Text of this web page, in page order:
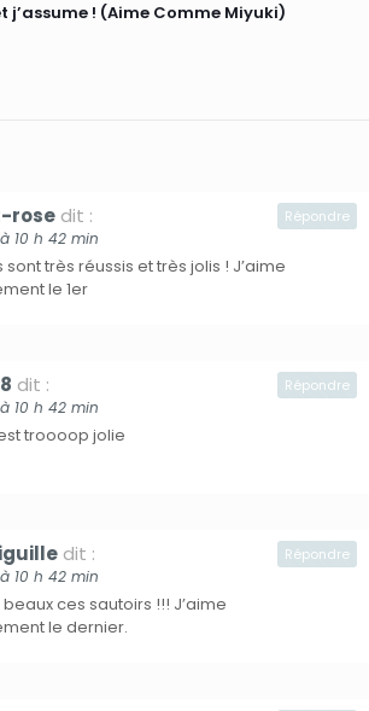
j’assume ! (Aime Comme Miyuki)
rose dit :
à 10 h 42 min
sont très réussis et très jolis ! J’aime
le 1er
Répondre
dit :
à 10 h 42 min
troooop jolie
Répondre
dit :
à 10 h 42 min
ces sautoirs !!! J’aime
le dernier.
Répondre